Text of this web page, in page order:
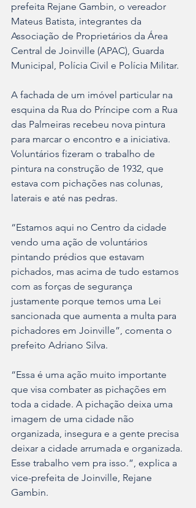
prefeita Rejane Gambin, o vereador
Mateus Batista, integrantes da
Associação de Proprietários da Área
Central de Joinville (APAC), Guarda
Municipal, Polícia Civil e Polícia Militar.
A fachada de um imóvel particular na
esquina da Rua do Príncipe com a Rua
das Palmeiras recebeu nova pintura
para marcar o encontro e a iniciativa.
Voluntários fizeram o trabalho de
pintura na construção de 1932, que
estava com pichações nas colunas,
laterais e até nas pedras.
“Estamos aqui no Centro da cidade
vendo uma ação de voluntários
pintando prédios que estavam
pichados, mas acima de tudo estamos
com as forças de segurança
justamente porque temos uma Lei
sancionada que aumenta a multa para
pichadores em Joinville”, comenta o
prefeito Adriano Silva.
“Essa é uma ação muito importante
que visa combater as pichações em
toda a cidade. A pichação deixa uma
imagem de uma cidade não
organizada, insegura e a gente precisa
deixar a cidade arrumada e organizada.
Esse trabalho vem pra isso.”, explica a
vice-prefeita de Joinville, Rejane
Gambin.